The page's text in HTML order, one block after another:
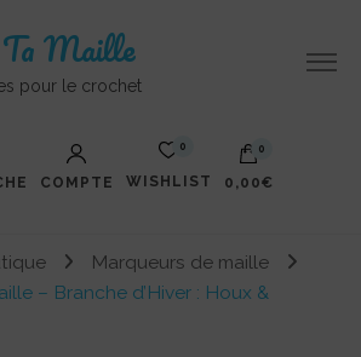
Maille
pour le crochet
COMPTE
0
WISHLIST
0
0,00€
panier est vide.
Marqueurs de maille
– Branche d’Hiver : Houx &